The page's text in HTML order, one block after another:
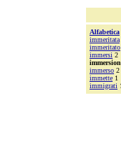
Alfabetica
immeritata
immeritato
immersi 2
immerso 2
immette 1
immigrati 1